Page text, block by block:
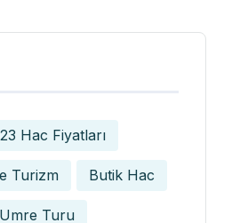
Hac Fiyatları
Turizm Butik Hac
Turu